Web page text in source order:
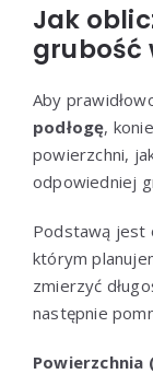
Jak
grubość
Aby
podłogę,
powierzchni,
odpowiedniej
Podstawą jest
którym
zmierzyć
następnie
Powierzchnia